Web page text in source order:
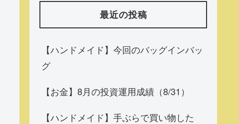
最近の投稿
【ハンドメイド】今回のバッグインバッ
グ
【お金】8月の投資運用成績（8/31）
【ハンドメイド】手ぶらで買い物した